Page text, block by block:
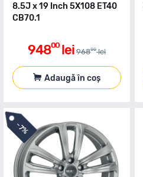
8.5J x 19 Inch 5X108 ET40
CB70.1
94800 lei 96800 lei
Adaugă în coș
-
7%